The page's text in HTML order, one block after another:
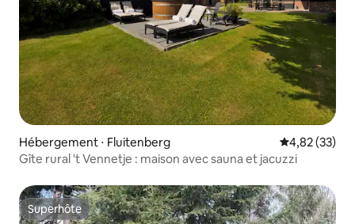
Hébergement ⋅ Fluitenberg Évaluation
4,82 (33)
Gîte rural 't Vennetje : maison avec sauna et jacuzzi
Superhôte
Superhôte